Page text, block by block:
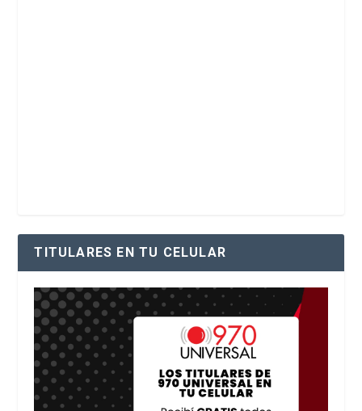
TITULARES EN TU CELULAR